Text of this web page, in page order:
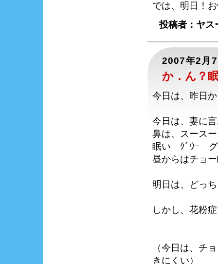
では、明日！
投稿者：ヤ
2007年2月
か．ん？
今日は、昨日
今日は、妻に
鼻は、スース
眠い ｸﾞｳｰ グ
昼からはチョ
明日は、どっ
しかし、花粉
（今日は、チ
きにくい）